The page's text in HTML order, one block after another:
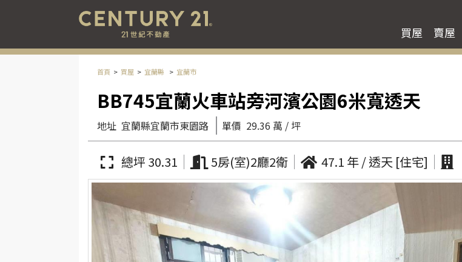
買屋 賣屋
首頁 買屋 宜蘭縣 宜蘭市
BB745宜蘭火車站旁河濱公園6米寬透天
地址 宜蘭縣宜蘭市東園路 單價 29.36 萬 / 坪
總坪 30.31 5房(室)2廳2衛 47.1 年 / 透天 [住宅]